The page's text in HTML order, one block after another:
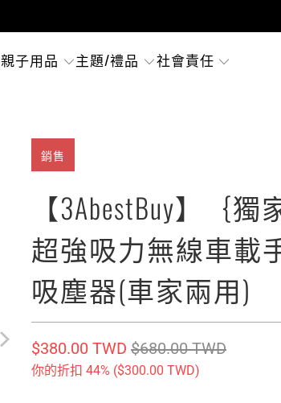
親子用品 主題/禮品 社會責任
銷售
【3AbestBuy】｛獨
超強吸力無線車載
吸塵器(車家兩用)
$380.00 TWD $680.00 TWD
你的折扣 44% ($300.00 TWD)